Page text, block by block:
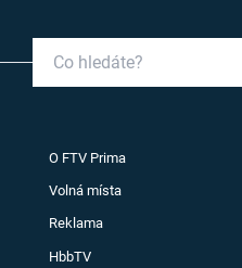
O FTV Prima
Volná místa
Reklama
HbbTV